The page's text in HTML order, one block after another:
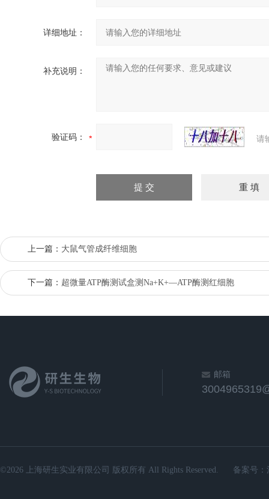
详细地址：
补充说明：
验证码： 请
上一篇： 大鼠气管成纤维细胞
下一篇： 超微量ATP酶测试盒测Na+K+—ATP酶测红细胞
邮箱
©2026 上海研生实业有限公司 版权所有 All Rights Reserved. 备案号：